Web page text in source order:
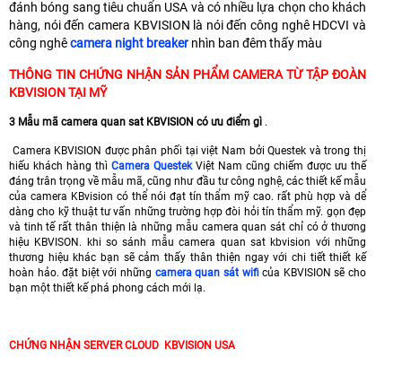
đánh bóng sang tiêu chuẩn USA và có nhiều lựa chọn cho khách
hàng, nói đến camera KBVISION là nói đến công nghê HDCVI và
công nghêcamera night breakernhìn ban đêm thấy màu
THÔNG TIN CHỨNG NHẬN SẢN PHẨM CAMERA TỪ TẬP ĐOÀN
KBVISION TẠI MỸ
3 Mẫu mã camera quan sat KBVISION có ưu điểm gì .
Camera KBVISION được phân phối tại việt Nam bởi Questek và trong thị
hiếu khách hàng thì Camera QuestekViệt Nam cũng chiếm được ưu thế
đáng trân trọng về mẫu mã, cũng như đầu tư công nghệ, các thiết kế mẫu
của camera KBvision có thể nói đạt tín thẩm mỹ cao. rất phù hợp và dể
dàng cho kỹ thuật tư vấn những trường hợp đòi hỏi tín thẩm mỹ. gọn đẹp
và tinh tế rất thân thiện là những mẫu camera quan sát chỉ có ở thương
hiệu KBVISON. khi so sánh mẫu camera quan sat kbvision với những
thương hiệu khác bạn sẽ cảm thấy thân thiện ngay với chi tiết thiết kế
hoàn hảo. đặt biệt với những camera quan sát wificủa KBVISION sẽ cho
bạn một thiết kế phá phong cách mới lạ.
CHỨNG NHẬN SERVER CLOUD KBVISION USA